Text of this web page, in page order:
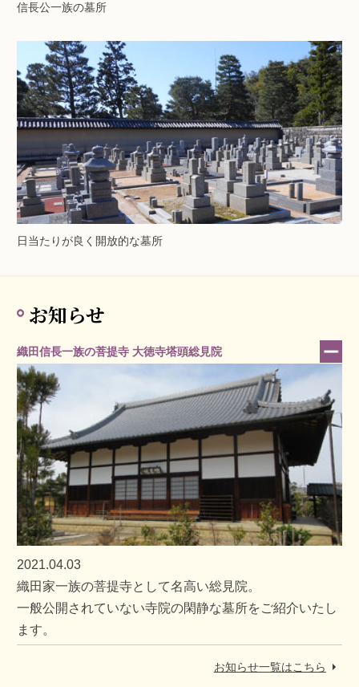
信長公一族の墓所
日当たりが良く開放的な墓所
お知らせ
織田信長一族の菩提寺 大徳寺塔頭総見院
2021.04.03
織田家一族の菩提寺として名高い総見院。
一般公開されていない寺院の閑静な墓所をご紹介いたし
ます。
お知らせ一覧はこちら